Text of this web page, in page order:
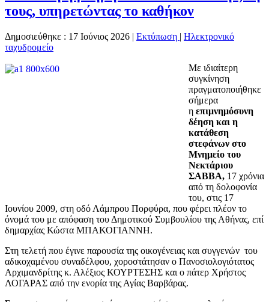
τους, υπηρετώντας το καθήκον
Δημοσιεύθηκε : 17 Ιούνιος 2026 | Εκτύπωση | Ηλεκτρονικό
ταχυδρομείο
Με ιδιαίτερη
συγκίνηση
πραγματοποιήθηκε
σήμερα
η επιμνημόσυνη
δέηση και η
κατάθεση
στεφάνων στο
Μνημείο του
Νεκτάριου
ΣΑΒΒΑ, 17 χρόνια
από τη δολοφονία
του, στις 17
Ιουνίου 2009, στη οδό Λάμπρου Πορφύρα, που φέρει πλέον το
όνομά του με απόφαση του Δημοτικού Συμβουλίου της Αθήνας, επί
δημαρχίας Κώστα ΜΠΑΚΟΓΙΑΝΝΗ.
Στη τελετή που έγινε παρουσία της οικογένειας και συγγενών του
αδικοχαμένου συναδέλφου, χοροστάτησαν ο Πανοσιολογιότατος
Αρχιμανδρίτης κ. Αλέξιος ΚΟΥΡΤΕΣΗΣ και ο πάτερ Χρήστος
ΛΟΓΑΡΑΣ από την ενορία της Αγίας Βαρβάρας.